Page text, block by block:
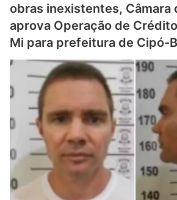
obras inexistentes, Câmara
aprova Operação de
Mi para prefeitura de Cipó-